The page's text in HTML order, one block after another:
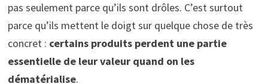
pas seulement parce qu’ils sont drôles. C’est surtout
parce qu’ils mettent le doigt sur quelque chose de très
concret : certains produits perdent une partie
essentielle de leur valeur quand on les
dématérialise.